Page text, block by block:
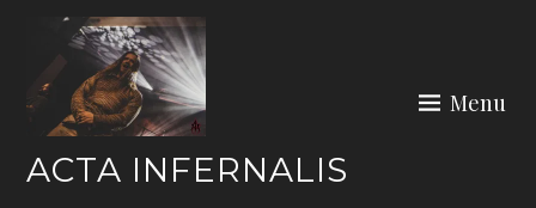
content
ACTA INFERNALIS
Menu